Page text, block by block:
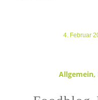
4. Februar
/
Allgemein,